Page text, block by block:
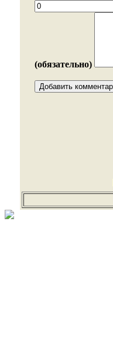
(обязательно)